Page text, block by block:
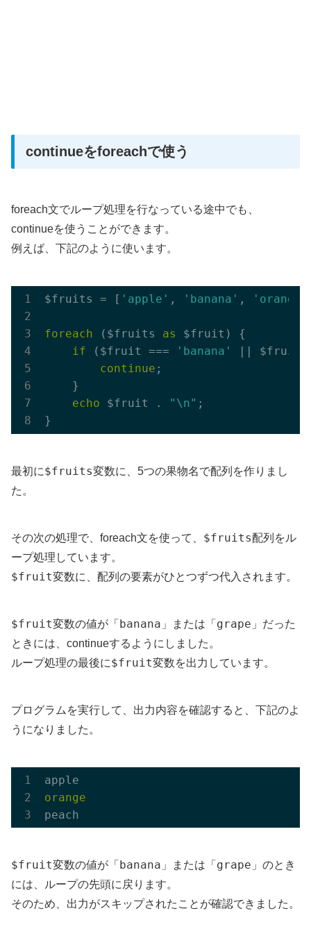
continueをforeachで使う
foreach文でループ処理を行なっている途中でも、
continueを使うことができます。
例えば、下記のように使います。
$fruits = [ 'apple' , 'banana' , 'orange'
foreach ($fruits as
$fruit) {
if ($fruit === 'banana'
|| $fruit
continue ;
    }
echo $fruit . "\n" ;
最初に$fruits変数に、5つの果物名で配列を作りまし
た。
その次の処理で、foreach文を使って、 $fruits配列をル
ープ処理しています。
$fruit変数に、配列の要素がひとつずつ代入されます。
$fruit変数の値が「 banana 」または「 grape 」だった
ときには、continueするようにしました。
ループ処理の最後に$fruit変数を出力しています。
プログラムを実行して、出力内容を確認すると、下記のよ
うになりました。
$fruit変数の値が「 banana 」または「 grape 」のとき
には、ループの先頭に戻ります。
そのため、出力がスキップされたことが確認できました。